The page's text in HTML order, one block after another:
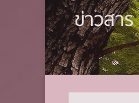
ข่าวสาร